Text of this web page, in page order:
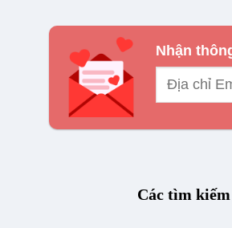
Hỗ trợ PoE (Power over
cho các thiết bị như
Thân thiện với môi
trường và phòng chống
Nhận
Các tìm